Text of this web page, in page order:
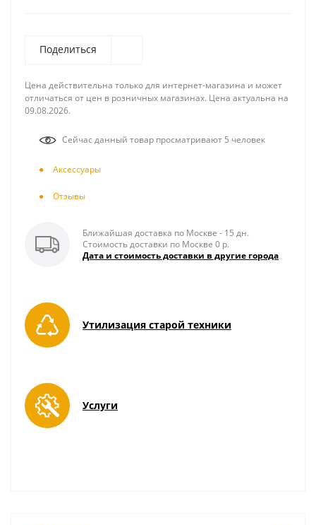
Поделиться
Цена действительна только для интернет-магазина и может
отличаться от цен в розничных магазинах. Цена актуальна на
09.08.2026.
Сейчас данный товар просматривают 5 человек
Аксесcуары
Отзывы
Ближайшая доставка по Москве - 15 дн.
Стоимость доставки по Москве 0 р.
Дата и стоимость доставки в другие города
Утилизация старой техники
Услуги